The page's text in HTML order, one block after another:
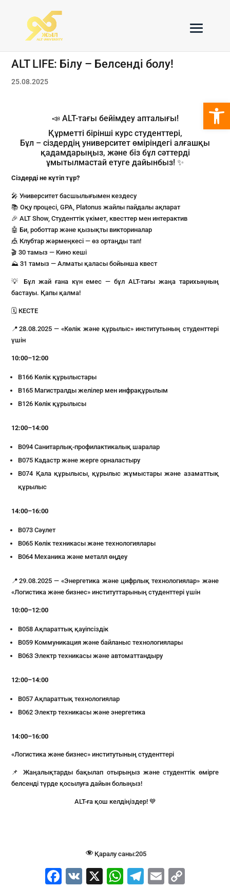
ALT LIFE: Білу – Белсенді болу!
25.08.2025
📣 ALT-тағы бейімдеу апталығы!
Құрметті бірінші курс студенттері,
Бұл – сіздердің университет өміріндегі алғашқы
қадамдарыңыз, және біз бұл сәттерді
ұмытылмастай етуге дайынбыз! ✨
Сіздерді не күтіп тұр?
🎤 Университет басшылығымен кездесу
📚 Оқу процесі, GPA, Platonus жайлы пайдалы ақпарат
🎉 ALT Show, Студенттік үкімет, квесттер мен интерактив
🤖 Би, роботтар және қызықты викториналар
🎪 Клубтар жәрмеңкесі — өз ортаңды тап!
🎬 30 тамыз — Кино кеші
⛰️ 31 тамыз — Алматы қаласы бойынша квест
💡 Бұл жай ғана күн емес — бұл ALT-тағы жаңа тарихыңның
бастауы. Қапы қалма!
🗓 КЕСТЕ
📍28.08.2025 — «Көлік және құрылыс» институтының студенттері
үшін
10:00–12:00
В166 Көлік құрылыстары
В165 Магистралды желілер мен инфрақұрылым
В126 Көлік құрылысы
12:00–14:00
В094 Санитарлық-профилактикалық шаралар
В075 Кадастр және жерге орналастыру
В074 Қала құрылысы, құрылыс жұмыстары және азаматтық
құрылыс
14:00–16:00
В073 Сәулет
В065 Көлік техникасы және технологиялары
В064 Механика және металл өңдеу
📍29.08.2025 — «Энергетика және цифрлық технологиялар» және
«Логистика және бизнес» институттарының студенттері үшін
10:00–12:00
B058 Ақпараттық қауіпсіздік
B059 Коммуникация және байланыс технологиялары
B063 Электр техникасы және автоматтандыру
12:00–14:00
B057 Ақпараттық технологиялар
B062 Электр техникасы және энергетика
14:00–16:00
«Логистика және бизнес» институтының студенттері
📌 Жаңалықтарды бақылап отырыңыз және студенттік өмірге
белсенді түрде қосылуға дайын болыңыз!
ALT-ға қош келдіңіздер! 💙
Қаралу саны:205
F
V
X
W
T
E